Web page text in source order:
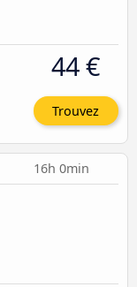
44 €
Trouvez
16h 0min